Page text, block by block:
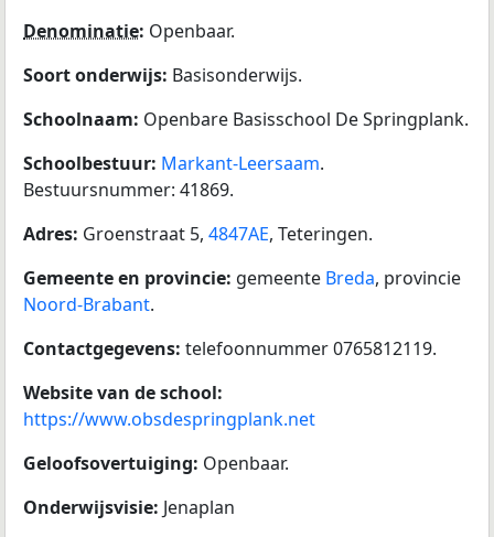
Denominatie: Openbaar.
Soort onderwijs: Basisonderwijs.
Schoolnaam: Openbare Basisschool De Springplank.
Schoolbestuur: Markant-Leersaam.
Bestuursnummer: 41869.
Adres: Groenstraat 5, 4847AE, Teteringen.
Gemeente en provincie: gemeente Breda, provincie
Noord-Brabant.
Contactgegevens: telefoonnummer 0765812119.
Website van de school:
https://www.obsdespringplank.net
Geloofsovertuiging: Openbaar.
Onderwijsvisie: Jenaplan